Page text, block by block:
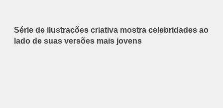
Série de ilustrações criativa mostra celebridades ao
lado de suas versões mais jovens